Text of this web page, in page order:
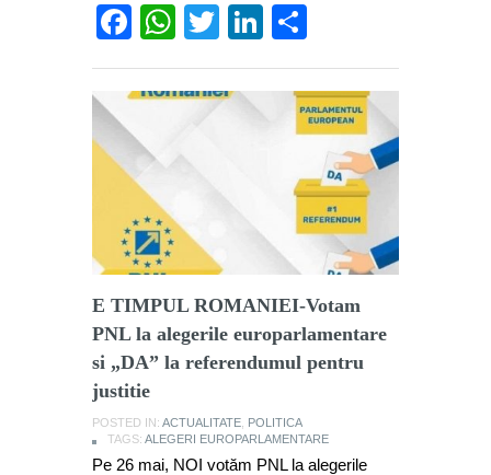
Facebook
WhatsApp
TwitterLinkedIn
E TIMPUL ROMANIEI-Votam
PNL la alegerile europarlamentare
si „DA” la referendumul pentru
justitie
POSTED IN: ACTUALITATE POLITICA
TAGS: ALEGERI EUROPARLAMENTARE
Pe 26 mai, NOI votăm PNL la alegerile